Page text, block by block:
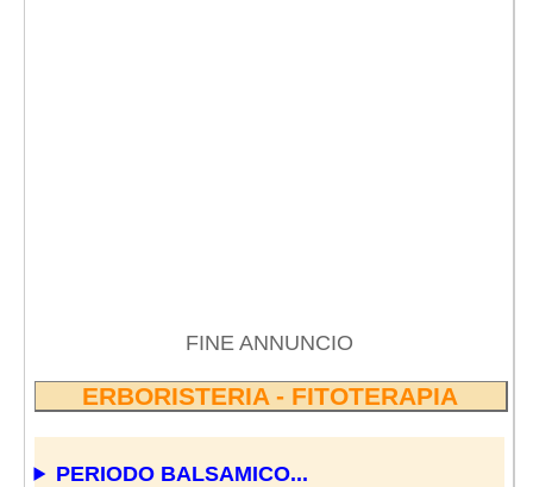
FINE ANNUNCIO
ERBORISTERIA - FITOTERAPIA
PERIODO BALSAMICO...